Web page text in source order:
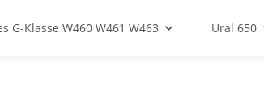
G-Klasse W460 W461 W463 Ural 650